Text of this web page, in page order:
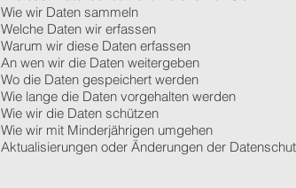
Wie wir Daten sammeln
Welche Daten wir erfassen
Warum wir diese Daten erfassen
An wen wir die Daten weitergeben
Wo die Daten gespeichert werden
Wie lange die Daten vorgehalten werden
Wie wir die Daten schützen
Wie wir mit Minderjährigen umgehen
Aktualisierungen oder Änderungen der